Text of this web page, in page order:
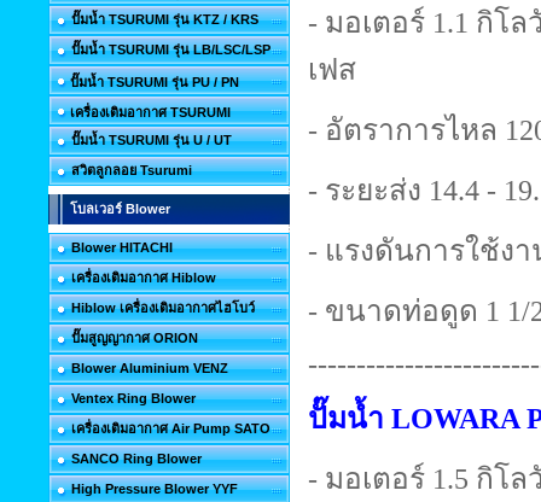
ปั๊มน้ำ TSURUMI รุ่น KTZ / KRS
ปั๊มน้ำ TSURUMI รุ่น LB/LSC/LSP
ปั๊มน้ำ TSURUMI รุ่น PU / PN
เครื่องเติมอากาศ TSURUMI
ปั๊มน้ำ TSURUMI รุ่น U / UT
สวิตลูกลอย Tsurumi
โบลเวอร์ Blower
Blower HITACHI
เครื่องเติมอากาศ Hiblow
Hiblow เครื่องเติมอากาศไฮโบว์
ปั๊มสูญญากาศ ORION
Blower Aluminium VENZ
Ventex Ring Blower
เครื่องเติมอากาศ Air Pump SATO
SANCO Ring Blower
High Pressure Blower YYF
- มอเตอร์ 1.1 กิโล
เฟส
- อัตราการไหล
- ระยะส่ง 14.4 -
- แรงดันการใช้งา
- ขนาดท่อดูด 1 1/
ปั๊มน้ำ LOWARA
- มอเตอร์ 1.5 กิโล